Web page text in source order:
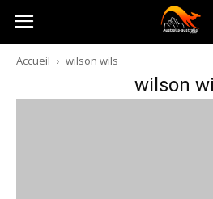
Australia-
australie.com
Accueil wilson wils
wilson